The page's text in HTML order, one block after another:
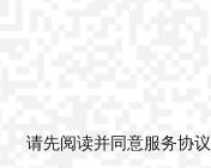
请先阅读并同意服务协议